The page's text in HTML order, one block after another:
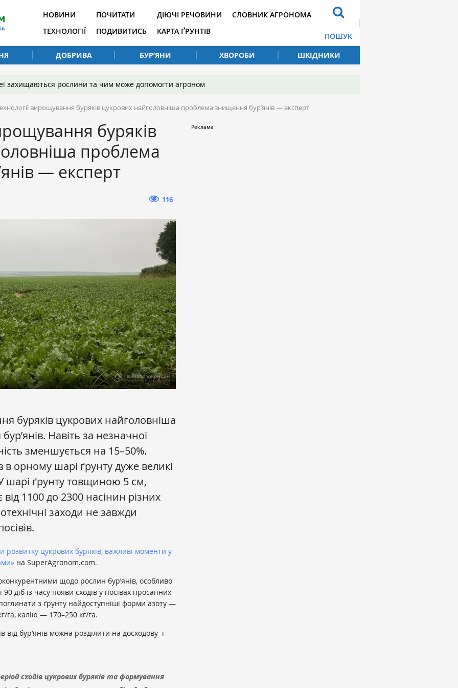
НОВИНИ
ТЕХНОЛОГІЇ
ПОЧИТАТИ
ПОДИВИТИСЬ
ДІЮЧІ РЕЧОВИНИ
КАРТА ҐРУНТІВ
СЛОВНИК АГРОНОМА
ПОШУК
ДОБРИВА БУР’ЯНИ ХВОРОБИ ШКІДНИКИ
захищаються рослини та чим може допомогти агроном
вирощування буряків цукрових найголовніша проблема знищення бур’янів — експерт
буряків
проблема
— експерт
116
буряків цукрових найголовніша
Навіть за незначної
зменшується на 15–50%.
в орному шарі ґрунту дуже великі
шарі ґрунту товщиною 5 см,
1100 до 2300 насінин різних
заходи не завжди
розвитку цукрових буряків, важливі моменти у
на SuperAgronom.com.
щодо рослин бур’янів, особливо
діб із часу появи сходів у посівах просапних
з ґрунту найдоступніші форми азоту —
га, калію — 170–250 кг/га.
від бур’янів можна розділити на досходову і
сходів цукрових буряків та формування